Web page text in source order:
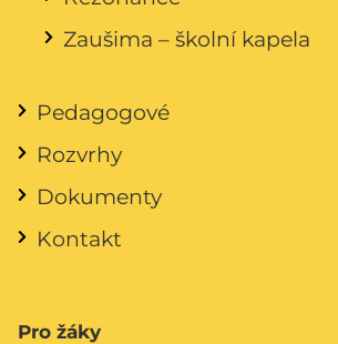
Zaušima – školní kapela
Pedagogové
Rozvrhy
Dokumenty
Kontakt
Pro žáky